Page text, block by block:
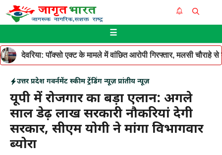
Skip
to
☰
देवरिया: पॉक्सो एक्ट के मामले में वांछित आरोपी गिरफ्तार, मलसी चौराहे
उत्तर प्रदेश गवर्नमेंट स्कीम ट्रेंडिंग न्यूज़ प्रांतीय न्यूज़
यूपी में रोजगार का बड़ा एलान: अगले
साल डेढ़ लाख सरकारी नौकरियां देगी
सरकार, सीएम योगी ने मांगा विभागवार
ब्योरा